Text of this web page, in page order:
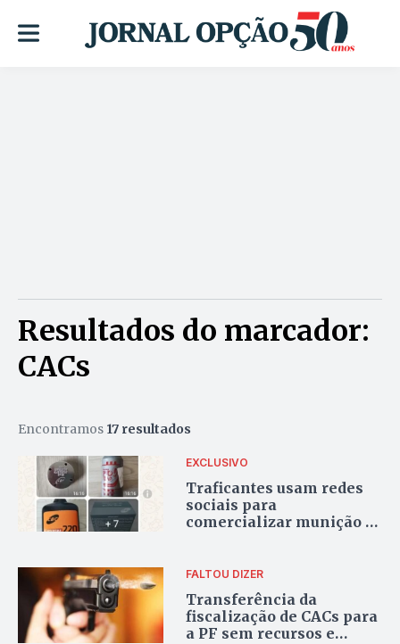
Resultados do marcador:
CACs
Encontramos 17 resultados
EXCLUSIVO
Traficantes usam redes
sociais para
comercializar munição e
FALTOU DIZER
Transferência da
fiscalização de CACs para
a PF sem recursos e